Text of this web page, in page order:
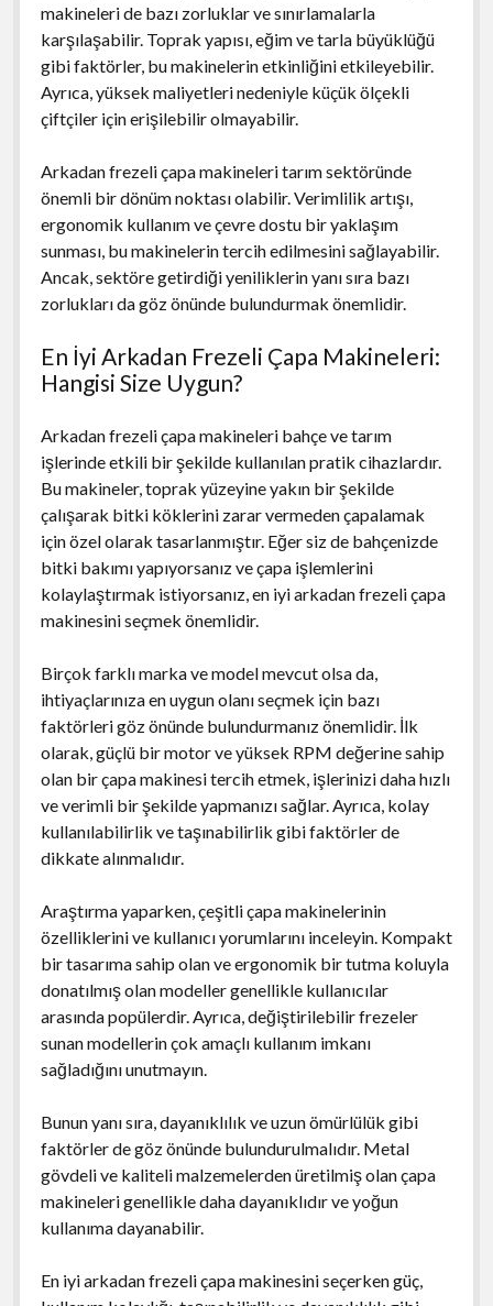
makineleri de bazı zorluklar ve sınırlamalarla
karşılaşabilir. Toprak yapısı, eğim ve tarla büyüklüğü
gibi faktörler, bu makinelerin etkinliğini etkileyebilir.
Ayrıca, yüksek maliyetleri nedeniyle küçük ölçekli
çiftçiler için erişilebilir olmayabilir.
Arkadan frezeli çapa makineleri tarım sektöründe
önemli bir dönüm noktası olabilir. Verimlilik artışı,
ergonomik kullanım ve çevre dostu bir yaklaşım
sunması, bu makinelerin tercih edilmesini sağlayabilir.
Ancak, sektöre getirdiği yeniliklerin yanı sıra bazı
zorlukları da göz önünde bulundurmak önemlidir.
En İyi Arkadan Frezeli Çapa Makineleri:
Hangisi Size Uygun?
Arkadan frezeli çapa makineleri bahçe ve tarım
işlerinde etkili bir şekilde kullanılan pratik cihazlardır.
Bu makineler, toprak yüzeyine yakın bir şekilde
çalışarak bitki köklerini zarar vermeden çapalamak
için özel olarak tasarlanmıştır. Eğer siz de bahçenizde
bitki bakımı yapıyorsanız ve çapa işlemlerini
kolaylaştırmak istiyorsanız, en iyi arkadan frezeli çapa
makinesini seçmek önemlidir.
Birçok farklı marka ve model mevcut olsa da,
ihtiyaçlarınıza en uygun olanı seçmek için bazı
faktörleri göz önünde bulundurmanız önemlidir. İlk
olarak, güçlü bir motor ve yüksek RPM değerine sahip
olan bir çapa makinesi tercih etmek, işlerinizi daha hızlı
ve verimli bir şekilde yapmanızı sağlar. Ayrıca, kolay
kullanılabilirlik ve taşınabilirlik gibi faktörler de
dikkate alınmalıdır.
Araştırma yaparken, çeşitli çapa makinelerinin
özelliklerini ve kullanıcı yorumlarını inceleyin. Kompakt
bir tasarıma sahip olan ve ergonomik bir tutma koluyla
donatılmış olan modeller genellikle kullanıcılar
arasında popülerdir. Ayrıca, değiştirilebilir frezeler
sunan modellerin çok amaçlı kullanım imkanı
sağladığını unutmayın.
Bunun yanı sıra, dayanıklılık ve uzun ömürlülük gibi
faktörler de göz önünde bulundurulmalıdır. Metal
gövdeli ve kaliteli malzemelerden üretilmiş olan çapa
makineleri genellikle daha dayanıklıdır ve yoğun
kullanıma dayanabilir.
En iyi arkadan frezeli çapa makinesini seçerken güç,